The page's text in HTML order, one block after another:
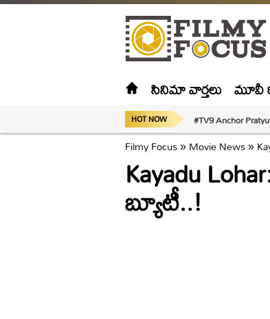
సినిమా వార్తలు మూవీ
HOT NOW #TV9 Anchor
Filmy Focus»Movie News»
Kayadu
బ్యూటీ..!